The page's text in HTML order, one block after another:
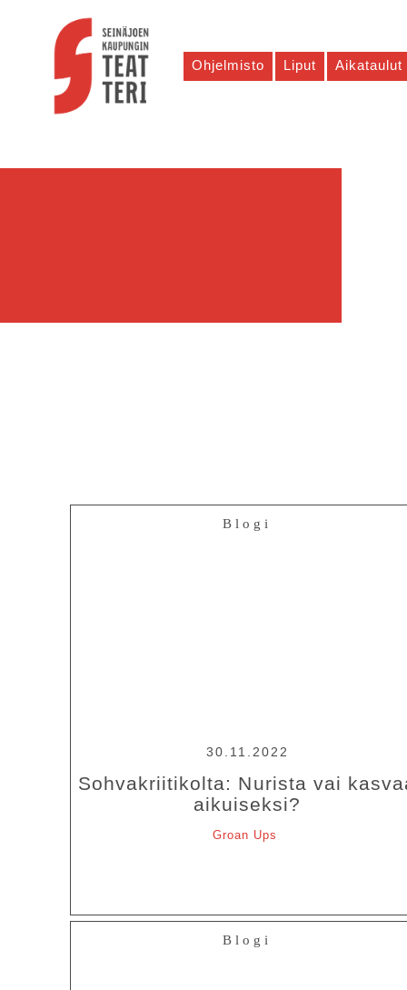
Ohjelmisto Liput Aikataulut
Blogi
30.11.2022
Sohvakriitikolta: Nurista vai
aikuiseksi?
Groan Ups
Blogi